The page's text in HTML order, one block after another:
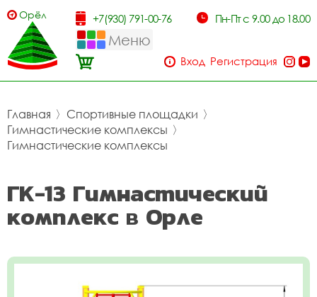
Орёл +7(930) 791-00-76 Пн-Пт с 9.00 до 18.00
Меню
Вход Регистрация
Главная 〉 Спортивные площадки 〉
Гимнастические комплексы 〉
Гимнастические комплексы
ГК-13 Гимнастический
комплекс в Орле